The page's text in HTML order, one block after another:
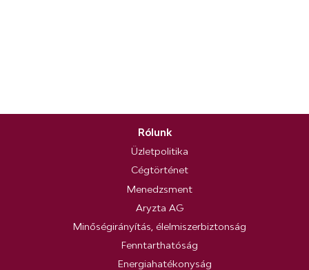
Rólunk
Üzletpolitika
Cégtörténet
Menedzsment
Aryzta AG
Minőségirányítás, élelmiszerbiztonság
Fenntarthatóság
Energiahatékonyság